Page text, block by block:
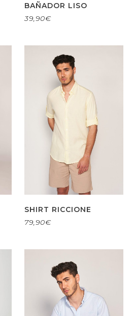
BAÑADOR LISO
39,90€
SHIRT RICCIONE
79,90€